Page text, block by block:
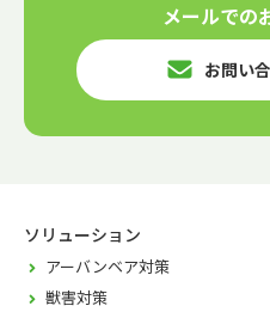
メールでの
お問い
ソリューション
アーバンベア対策
獣害対策